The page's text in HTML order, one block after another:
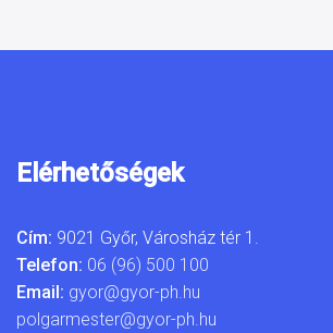
Elérhetőségek
Cím: 9021 Győr, Városház tér 1.
Telefon: 06 (96) 500 100
Email: gyor@gyor-ph.hu
polgarmester@gyor-ph.hu